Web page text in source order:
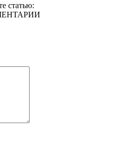
статью: